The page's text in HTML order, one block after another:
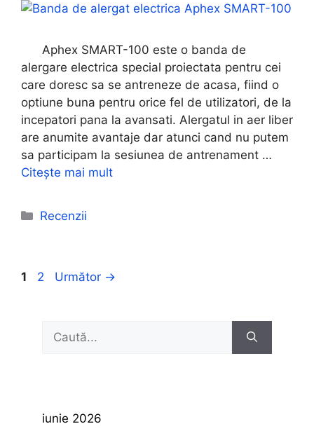
Aphex SMART-100 este o banda de
alergare electrica special proiectata pentru cei
care doresc sa se antreneze de acasa, fiind o
optiune buna pentru orice fel de utilizatori, de la
incepatori pana la avansati. Alergatul in aer liber
are anumite avantaje dar atunci cand nu putem
sa participam la sesiunea de antrenament …
Citește mai mult
Categorii
Recenzii
Pagina
1 Pagina
2 Următor →
Caută
iunie 2026